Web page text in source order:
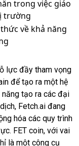
trong việc giáo
trường
về khả năng
lực đầy tham vọng
để tạo ra một hệ
tạo ra các đại
Fetch.ai đang
hóa các quy trình
FET coin, với vai
là một công cụ